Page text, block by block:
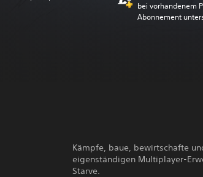
bei vorhandenem
Abonnement
Kämpfe, baue, bewirtschafte
eigenständigen Multiplayer-
Starve.